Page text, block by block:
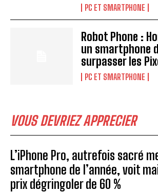
PC ET SMARTPHONE
Robot Phone :
un smartphone
surpasser les
PC ET SMARTPHONE
VOUS DEVRIEZ APPRECIER
L’iPhone Pro, autrefois sacré
smartphone de l’année, voit
prix dégringoler de 60 %